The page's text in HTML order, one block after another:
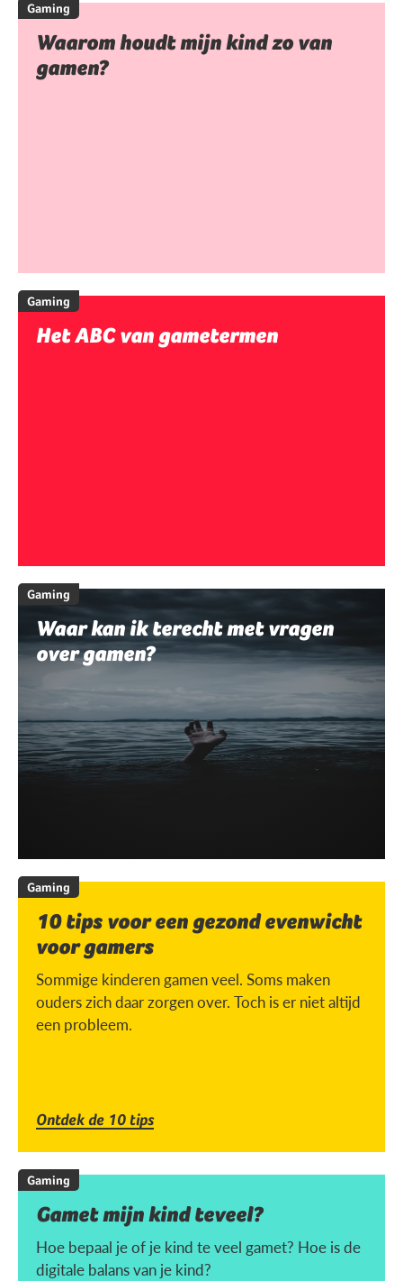
Gaming
Waarom houdt mijn kind zo van
gamen?
Gaming
Het ABC van gametermen
Gaming
Waar kan ik terecht met vragen
over gamen?
Gaming
10 tips voor een gezond evenwicht
voor gamers
Sommige kinderen gamen veel. Soms maken
ouders zich daar zorgen over. Toch is er niet altijd
een probleem.
Ontdek de 10 tips
Gaming
Gamet mijn kind teveel?
Hoe bepaal je of je kind te veel gamet? Hoe is de
digitale balans van je kind?